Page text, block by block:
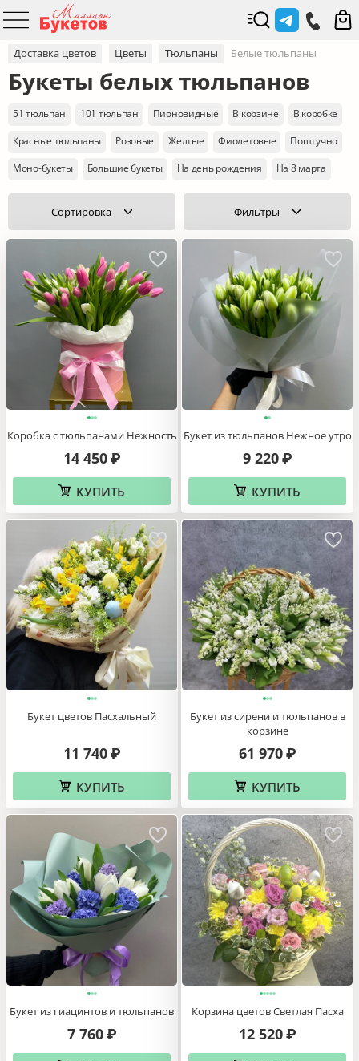
Доставка цветов Цветы Тюльпаны Белые тюльпаны
Букеты белых тюльпанов
51 тюльпан 101 тюльпан Пионовидные В корзине
В коробке
Красные тюльпаны
Розовые Желтые Фиолетовые
Поштучно
Моно-букеты
Большие букеты На день рождения На 8 марта
Сортировка Фильтры
Коробка с тюльпанами Нежность
14 450 ₽
КУПИТЬ
Букет из тюльпанов Нежное утро
9 220 ₽
КУПИТЬ
Букет цветов Пасхальный
11 740 ₽
КУПИТЬ
Букет из сирени и тюльпанов в
корзине
61 970 ₽
КУПИТЬ
Букет из гиацинтов и тюльпанов
7 760 ₽
Корзина цветов Светлая Пасха
12 520 ₽